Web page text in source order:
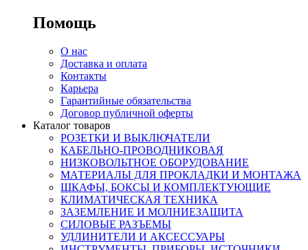
Помощь
О нас
Доставка и оплата
Контакты
Карьера
Гарантийные обязательства
Договор публичной оферты
Каталог товаров
РОЗЕТКИ И ВЫКЛЮЧАТЕЛИ
КАБЕЛЬНО-ПРОВОДНИКОВАЯ
НИЗКОВОЛЬТНОЕ ОБОРУДОВАНИЕ
МАТЕРИАЛЫ ДЛЯ ПРОКЛАДКИ И МОНТАЖА
ШКАФЫ, БОКСЫ И КОМПЛЕКТУЮЩИЕ
КЛИМАТИЧЕСКАЯ ТЕХНИКА
ЗАЗЕМЛЕНИЕ И МОЛНИЕЗАЩИТА
СИЛОВЫЕ РАЗЪЕМЫ
УДЛИНИТЕЛИ И АКСЕССУАРЫ